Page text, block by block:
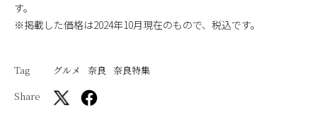
す。
※掲載した価格は2024年10月現在のもので、税込です。
Tag グルメ 奈良 奈良特集
Share